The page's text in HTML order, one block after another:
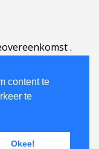
content te
te
Okee!
.
| Português